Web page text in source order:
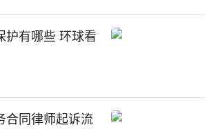
护有哪些 环球看
合同律师起诉流